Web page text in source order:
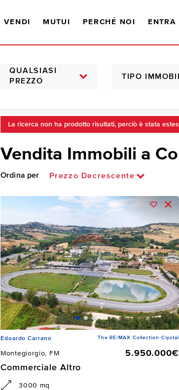
VENDI MUTUI PERCHÉ NOI
QUALSIASI
PREZZO
TIPO
La ricerca non ha prodotto risultati, perciò è stata
Vendita Immobili a
Ordina per Prezzo Decrescente
Edoardo Carrano The RE/MAX Collection Crystal
Montegiorgio, FM
5.950.000€
Commerciale Altro
3000 mq